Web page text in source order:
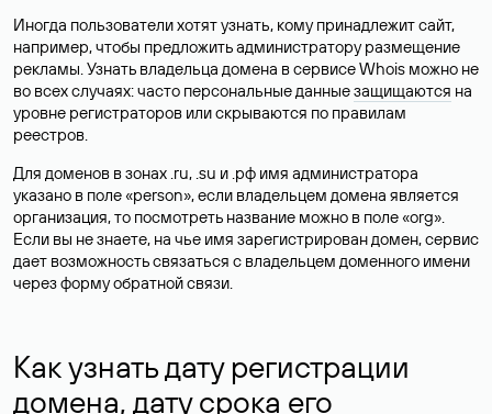
Иногда пользователи хотят узнать, кому принадлежит сайт,
например, чтобы предложить администратору размещение
рекламы. Узнать владельца домена в сервисе Whois можно не
во всех случаях: часто персональные данныезащищаются на
уровне регистраторов или скрываются по правилам
реестров.
Для доменов в зонах .ru, .su и .рф имя администратора
указано в поле «person», если владельцем домена является
организация, то посмотреть название можно в поле «org».
Если вы не знаете, на чье имя зарегистрирован домен, сервис
дает возможность связаться с владельцем доменного имени
через форму обратной связи.
Как узнать дату регистрации
домена, дату срока его